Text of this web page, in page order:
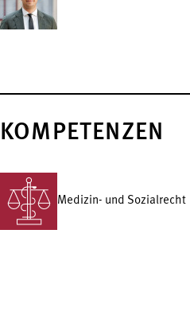
KOMPETENZEN
Medizin- und Sozialrecht